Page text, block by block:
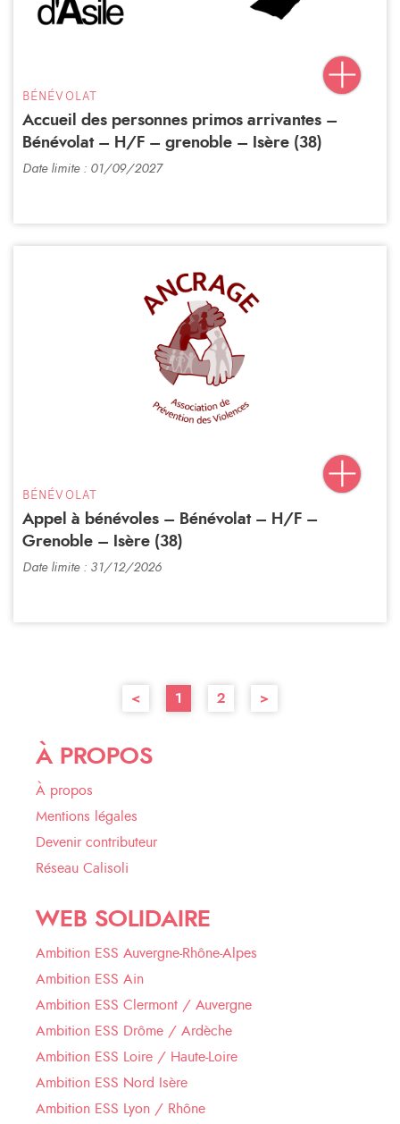
BÉNÉVOLAT
Accueil des personnes primos arrivantes –
Bénévolat – H/F – grenoble – Isère (38)
Date limite : 01/09/2027
BÉNÉVOLAT
Appel à bénévoles – Bénévolat – H/F –
Grenoble – Isère (38)
Date limite : 31/12/2026
< 1 2 >
À PROPOS
À propos
Mentions légales
Devenir contributeur
Réseau Calisoli
WEB SOLIDAIRE
Ambition ESS Auvergne-Rhône-Alpes
Ambition ESS Ain
Ambition ESS Clermont / Auvergne
Ambition ESS Drôme / Ardèche
Ambition ESS Loire / Haute-Loire
Ambition ESS Nord Isère
Ambition ESS Lyon / Rhône